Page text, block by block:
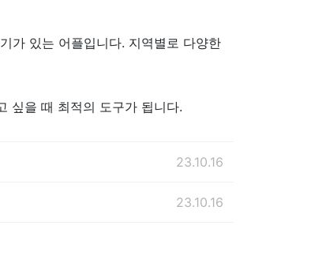
가 있는 어플입니다. 지역별로 다양한
싶을 때 최적의 도구가 됩니다.
23.10.16
23.10.16